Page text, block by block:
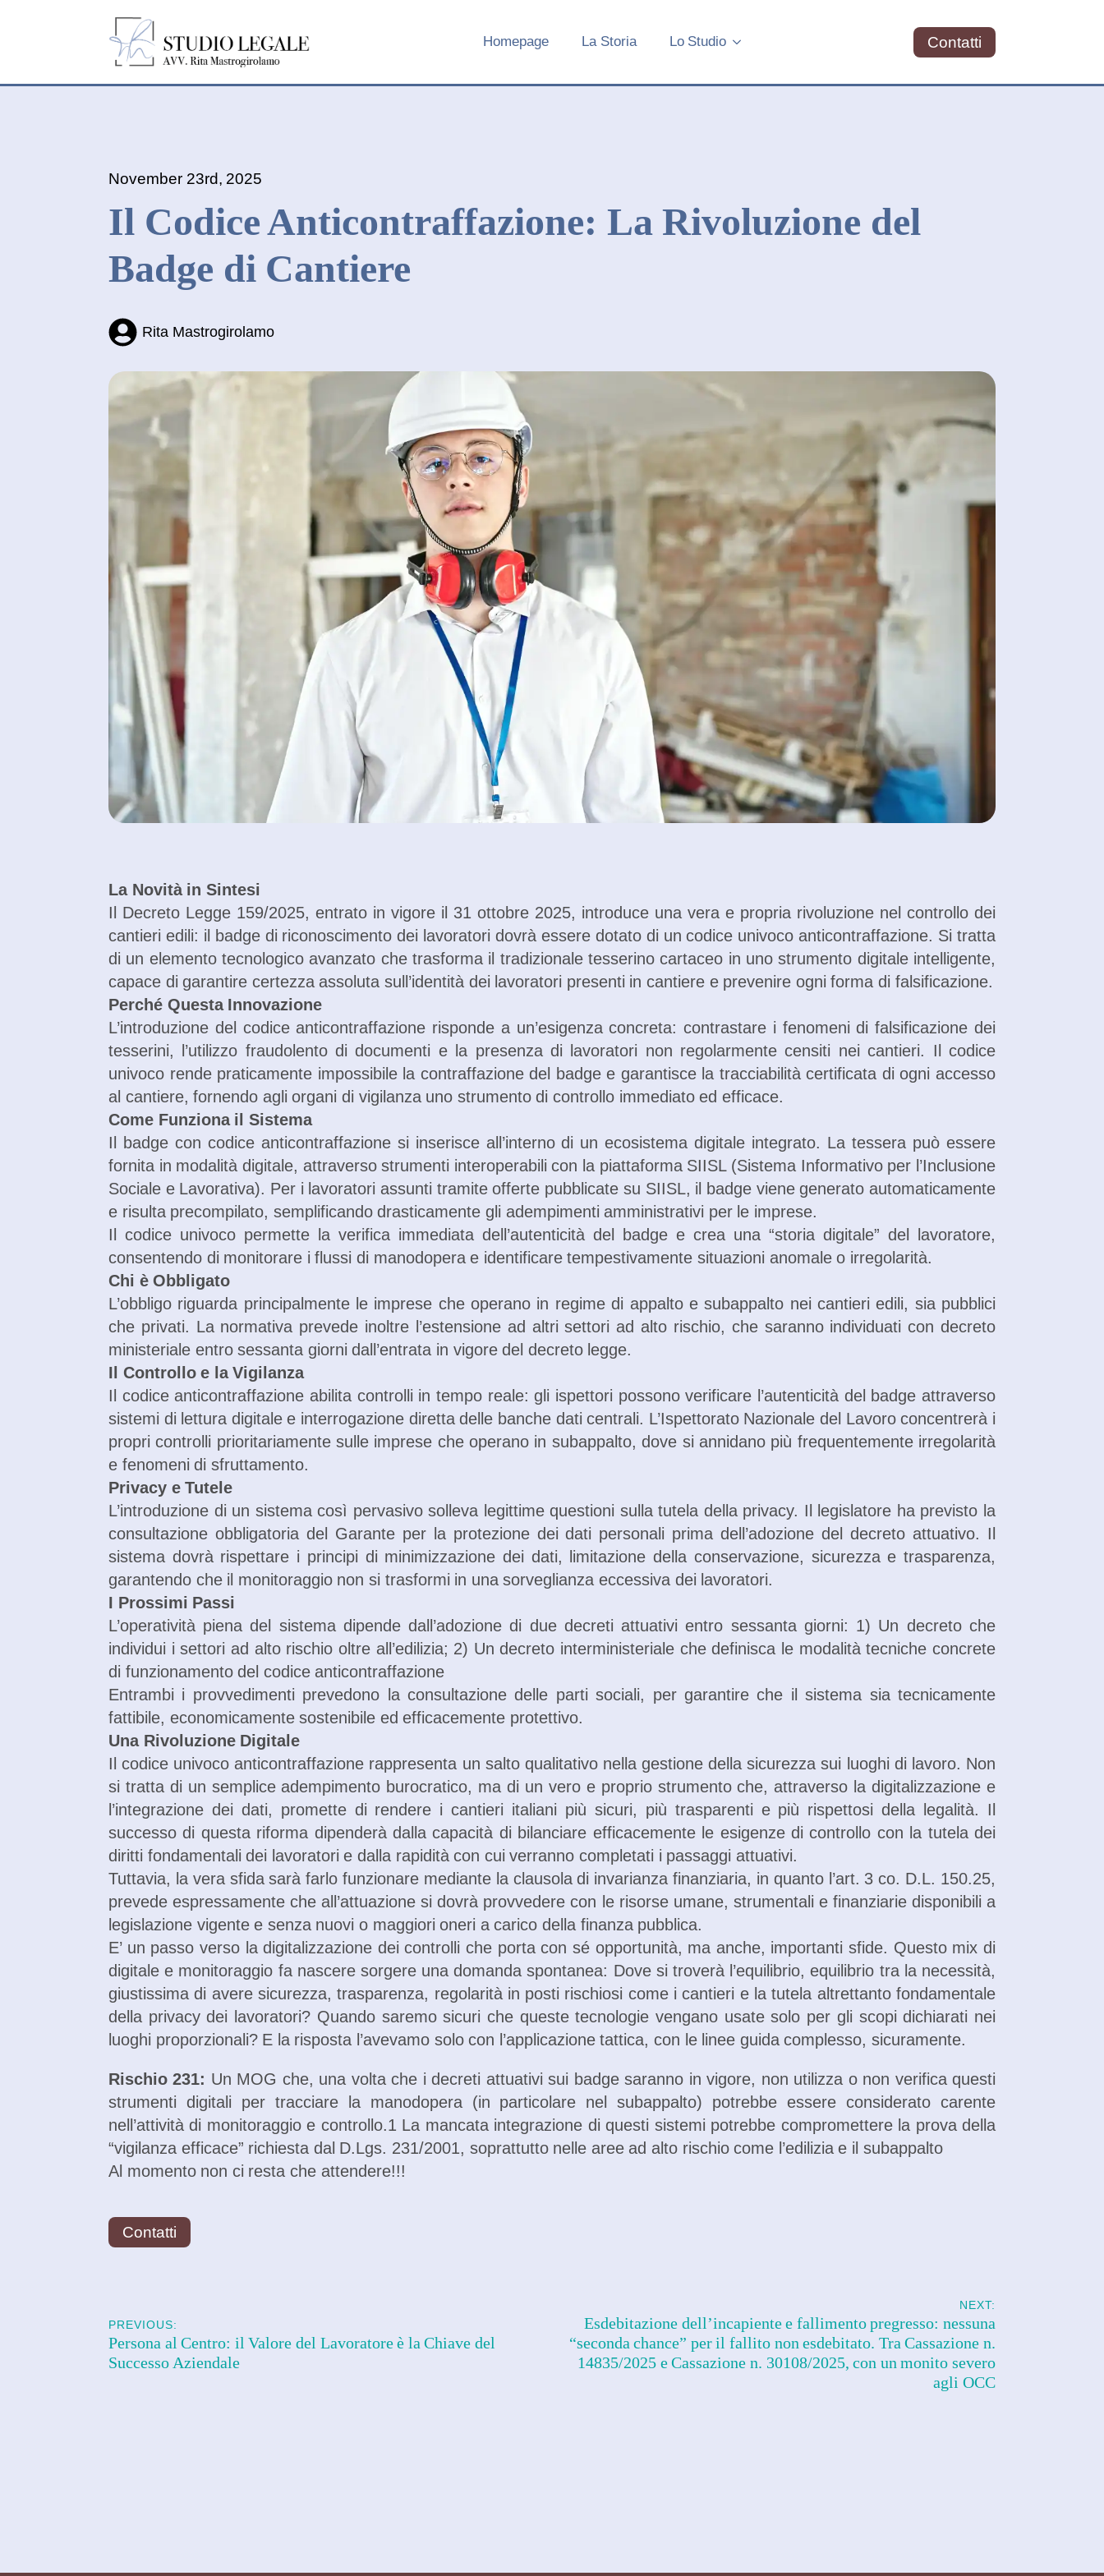
Homepage La Storia Lo Studio Contatti
November 23rd, 2025
Il Codice Anticontraffazione: La Rivoluzione del
Badge di Cantiere
Rita Mastrogirolamo
La Novità in Sintesi
Il Decreto Legge 159/2025, entrato in vigore il 31 ottobre 2025, introduce una vera e propria rivoluzione nel controllo dei
cantieri edili: il badge di riconoscimento dei lavoratori dovrà essere dotato di un codice univoco anticontraffazione. Si tratta
di un elemento tecnologico avanzato che trasforma il tradizionale tesserino cartaceo in uno strumento digitale intelligente,
capace di garantire certezza assoluta sull’identità dei lavoratori presenti in cantiere e prevenire ogni forma di falsificazione.
Perché Questa Innovazione
L’introduzione del codice anticontraffazione risponde a un’esigenza concreta: contrastare i fenomeni di falsificazione dei
tesserini, l’utilizzo fraudolento di documenti e la presenza di lavoratori non regolarmente censiti nei cantieri. Il codice
univoco rende praticamente impossibile la contraffazione del badge e garantisce la tracciabilità certificata di ogni accesso
al cantiere, fornendo agli organi di vigilanza uno strumento di controllo immediato ed efficace.
Come Funziona il Sistema
Il badge con codice anticontraffazione si inserisce all’interno di un ecosistema digitale integrato. La tessera può essere
fornita in modalità digitale, attraverso strumenti interoperabili con la piattaforma SIISL (Sistema Informativo per l’Inclusione
Sociale e Lavorativa). Per i lavoratori assunti tramite offerte pubblicate su SIISL, il badge viene generato automaticamente
e risulta precompilato, semplificando drasticamente gli adempimenti amministrativi per le imprese.
Il codice univoco permette la verifica immediata dell’autenticità del badge e crea una “storia digitale” del lavoratore,
consentendo di monitorare i flussi di manodopera e identificare tempestivamente situazioni anomale o irregolarità.
Chi è Obbligato
L’obbligo riguarda principalmente le imprese che operano in regime di appalto e subappalto nei cantieri edili, sia pubblici
che privati. La normativa prevede inoltre l’estensione ad altri settori ad alto rischio, che saranno individuati con decreto
ministeriale entro sessanta giorni dall’entrata in vigore del decreto legge.
Il Controllo e la Vigilanza
Il codice anticontraffazione abilita controlli in tempo reale: gli ispettori possono verificare l’autenticità del badge attraverso
sistemi di lettura digitale e interrogazione diretta delle banche dati centrali. L’Ispettorato Nazionale del Lavoro concentrerà i
propri controlli prioritariamente sulle imprese che operano in subappalto, dove si annidano più frequentemente irregolarità
e fenomeni di sfruttamento.
Privacy e Tutele
L’introduzione di un sistema così pervasivo solleva legittime questioni sulla tutela della privacy. Il legislatore ha previsto la
consultazione obbligatoria del Garante per la protezione dei dati personali prima dell’adozione del decreto attuativo. Il
sistema dovrà rispettare i principi di minimizzazione dei dati, limitazione della conservazione, sicurezza e trasparenza,
garantendo che il monitoraggio non si trasformi in una sorveglianza eccessiva dei lavoratori.
I Prossimi Passi
L’operatività piena del sistema dipende dall’adozione di due decreti attuativi entro sessanta giorni: 1) Un decreto che
individui i settori ad alto rischio oltre all’edilizia; 2) Un decreto interministeriale che definisca le modalità tecniche concrete
di funzionamento del codice anticontraffazione
Entrambi i provvedimenti prevedono la consultazione delle parti sociali, per garantire che il sistema sia tecnicamente
fattibile, economicamente sostenibile ed efficacemente protettivo.
Una Rivoluzione Digitale
Il codice univoco anticontraffazione rappresenta un salto qualitativo nella gestione della sicurezza sui luoghi di lavoro. Non
si tratta di un semplice adempimento burocratico, ma di un vero e proprio strumento che, attraverso la digitalizzazione e
l’integrazione dei dati, promette di rendere i cantieri italiani più sicuri, più trasparenti e più rispettosi della legalità. Il
successo di questa riforma dipenderà dalla capacità di bilanciare efficacemente le esigenze di controllo con la tutela dei
diritti fondamentali dei lavoratori e dalla rapidità con cui verranno completati i passaggi attuativi.
Tuttavia, la vera sfida sarà farlo funzionare mediante la clausola di invarianza finanziaria, in quanto l’art. 3 co. D.L. 150.25,
prevede espressamente che all’attuazione si dovrà provvedere con le risorse umane, strumentali e finanziarie disponibili a
legislazione vigente e senza nuovi o maggiori oneri a carico della finanza pubblica.
E’ un passo verso la digitalizzazione dei controlli che porta con sé opportunità, ma anche, importanti sfide. Questo mix di
digitale e monitoraggio fa nascere sorgere una domanda spontanea: Dove si troverà l’equilibrio, equilibrio tra la necessità,
giustissima di avere sicurezza, trasparenza, regolarità in posti rischiosi come i cantieri e la tutela altrettanto fondamentale
della privacy dei lavoratori? Quando saremo sicuri che queste tecnologie vengano usate solo per gli scopi dichiarati nei
luoghi proporzionali? E la risposta l’avevamo solo con l’applicazione tattica, con le linee guida complesso, sicuramente.
Rischio 231: Un MOG che, una volta che i decreti attuativi sui badge saranno in vigore, non utilizza o non verifica questi
strumenti digitali per tracciare la manodopera (in particolare nel subappalto) potrebbe essere considerato carente
nell’attività di monitoraggio e controllo.1 La mancata integrazione di questi sistemi potrebbe compromettere la prova della
“vigilanza efficace” richiesta dal D.Lgs. 231/2001, soprattutto nelle aree ad alto rischio come l’edilizia e il subappalto
Al momento non ci resta che attendere!!!
Contatti
PREVIOUS:
Persona al Centro: il Valore del Lavoratore è la Chiave del
Successo Aziendale
NEXT:
Esdebitazione dell’incapiente e fallimento pregresso: nessuna
“seconda chance” per il fallito non esdebitato. Tra Cassazione n.
14835/2025 e Cassazione n. 30108/2025, con un monito severo
agli OCC